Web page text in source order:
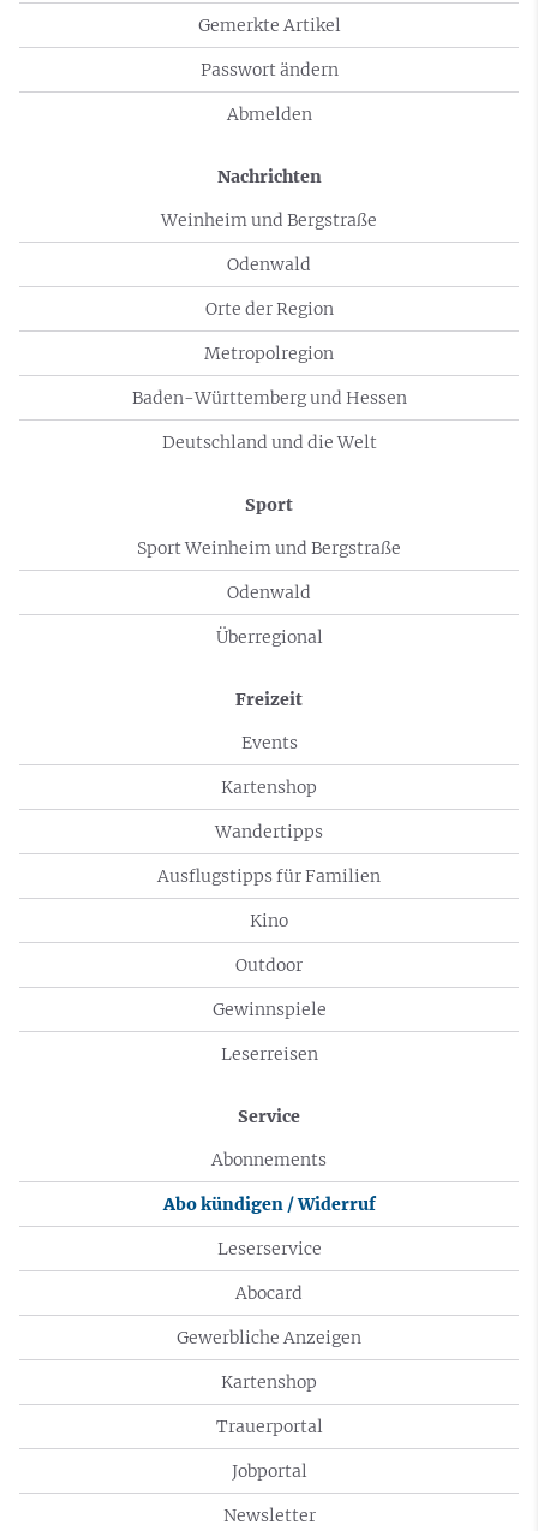
Gemerkte Artikel
Passwort ändern
Abmelden
Nachrichten
Weinheim und Bergstraße
Odenwald
Orte der Region
Metropolregion
Baden-Württemberg und Hessen
Deutschland und die Welt
Sport
Sport Weinheim und Bergstraße
Odenwald
Überregional
Freizeit
Events
Kartenshop
Wandertipps
Ausflugstipps für Familien
Kino
Outdoor
Gewinnspiele
Leserreisen
Service
Abonnements
Abo kündigen / Widerruf
Leserservice
Abocard
Gewerbliche Anzeigen
Kartenshop
Trauerportal
Jobportal
Newsletter